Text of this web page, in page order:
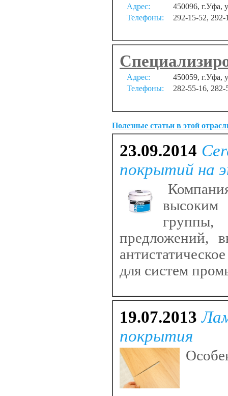
Адрес:
450096, г.Уфа,
Телефоны:
292-15-52, 292-
Адрес:
450059, г.Уфа,
Телефоны:
282-55-16, 282-
Полезные статьи в этой
23.09.2014
покрытий на
высоким
предложений,
для систем
19.07.2013
покрытия